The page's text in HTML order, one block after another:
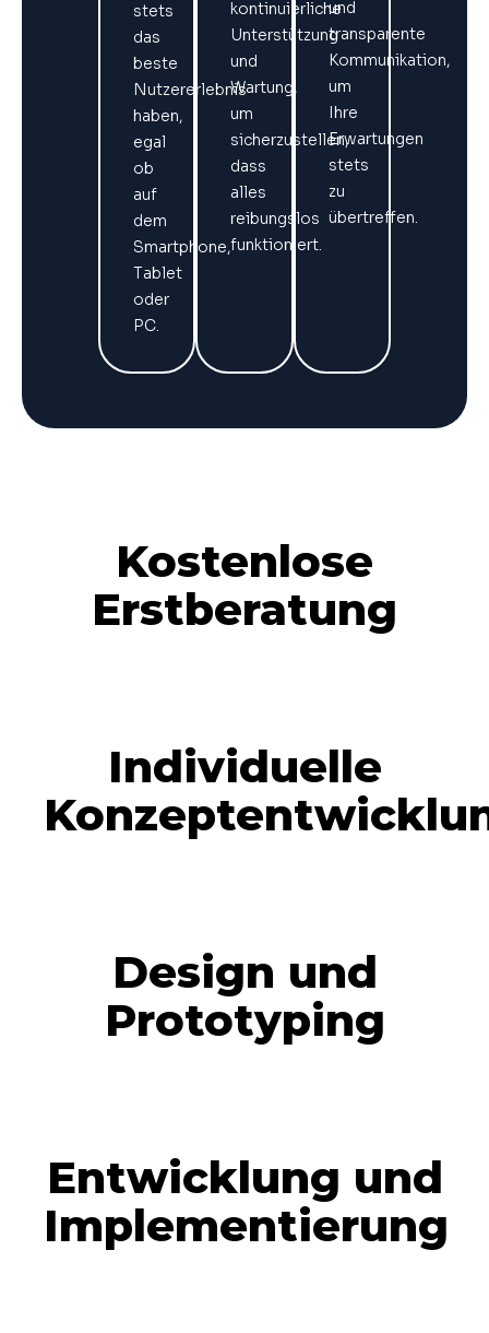
stets
das
beste
Nutzererlebnis
haben,
egal
ob
auf
dem
Smartphone,
Tablet
oder
PC.
kontinuierliche
Unterstützung
und
Wartung,
um
sicherzustellen,
dass
alles
reibungslos
funktioniert.
und
transparente
Kommunikation,
um
Ihre
Erwartungen
stets
zu
übertreffen.
Kostenlose
Erstberatung
Individuelle
Design und
Prototyping
Entwicklung und
Implementierung